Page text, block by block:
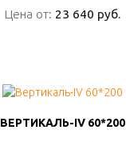
Цена от: 23 640 руб.
Цена от: 23 640 руб.
ВЕРТИКАЛЬ-IV 60*200
ВЕРТИКАЛЬ-IV 60*200